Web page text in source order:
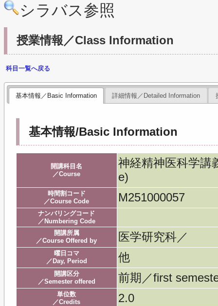
シラバス参照
授業情報／Class Information
科目一覧へ戻る
基本情報／Basic Information 詳細情報／Detailed Information
基本情報/Basic Information
開講科目名
／Course
神経精神医科学講
e)
時間割コード
／Course Code
M251000057
ナンバリングコード
／Numbering Code
開講所属
／Course Offered by
医学研究科／
曜日コマ
／Day, Period
他
開講区分
／Semester offered
前期／first
単位数
／Credits
2.0